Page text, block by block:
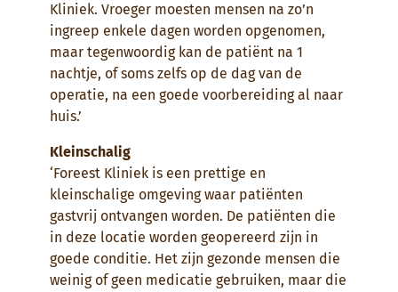
Kliniek. Vroeger moesten mensen na zo’n
ingreep enkele dagen worden opgenomen,
maar tegenwoordig kan de patiënt na 1
nachtje, of soms zelfs op de dag van de
operatie, na een goede voorbereiding al naar
huis.’
Kleinschalig
‘Foreest Kliniek is een prettige en
kleinschalige omgeving waar patiënten
gastvrij ontvangen worden. De patiënten die
in deze locatie worden geopereerd zijn in
goede conditie. Het zijn gezonde mensen die
weinig of geen medicatie gebruiken, maar die